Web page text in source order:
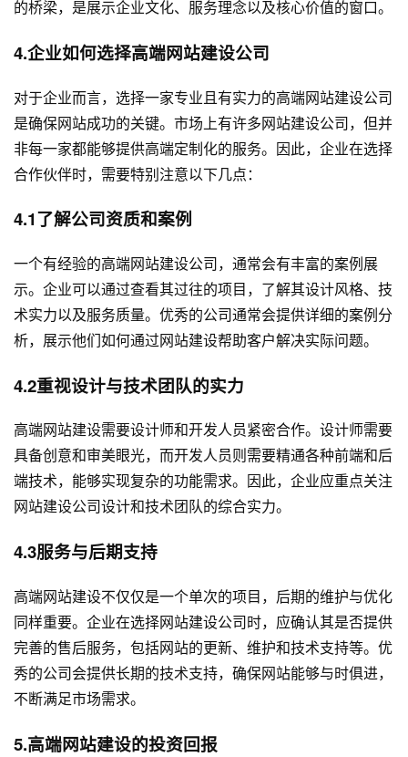
的桥梁，是展示企业文化、服务理念以及核心价值的窗口。
4.企业如何选择高端网站建设公司
对于企业而言，选择一家专业且有实力的高端网站建设公司
是确保网站成功的关键。市场上有许多网站建设公司，但并
非每一家都能够提供高端定制化的服务。因此，企业在选择
合作伙伴时，需要特别注意以下几点：
4.1了解公司资质和案例
一个有经验的高端网站建设公司，通常会有丰富的案例展
示。企业可以通过查看其过往的项目，了解其设计风格、技
术实力以及服务质量。优秀的公司通常会提供详细的案例分
析，展示他们如何通过网站建设帮助客户解决实际问题。
4.2重视设计与技术团队的实力
高端网站建设需要设计师和开发人员紧密合作。设计师需要
具备创意和审美眼光，而开发人员则需要精通各种前端和后
端技术，能够实现复杂的功能需求。因此，企业应重点关注
网站建设公司设计和技术团队的综合实力。
4.3服务与后期支持
高端网站建设不仅仅是一个单次的项目，后期的维护与优化
同样重要。企业在选择网站建设公司时，应确认其是否提供
完善的售后服务，包括网站的更新、维护和技术支持等。优
秀的公司会提供长期的技术支持，确保网站能够与时俱进，
不断满足市场需求。
5.高端网站建设的投资回报